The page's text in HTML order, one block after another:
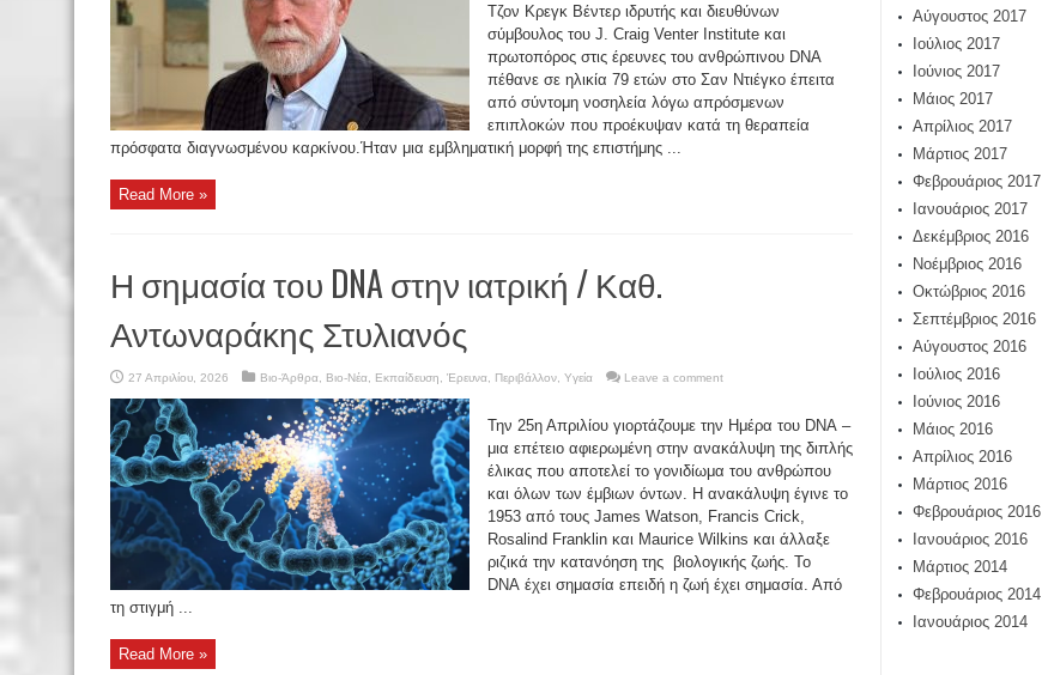
Τζον Κρεγκ Βέντερ ιδρυτής και διευθύνων
σύμβουλος του J. Craig Venter Institute και
πρωτοπόρος στις έρευνες του ανθρώπινου DNA
πέθανε σε ηλικία 79 ετών στο Σαν Ντιέγκο έπειτα
από σύντομη νοσηλεία λόγω απρόσμενων
επιπλοκών που προέκυψαν κατά τη θεραπεία
πρόσφατα διαγνωσμένου καρκίνου.Ήταν μια εμβληματική μορφή της επιστήμης ...
Read More »
Η σημασία του DNA στην ιατρική / Καθ.
Αντωναράκης Στυλιανός
27 Απριλίου, 2026 Βιο-Άρθρα Βιο-Νέα Εκπαίδευση Έρευνα Περιβάλλον Υγεία Leave a comment
Την 25η Απριλίου γιορτάζουμε την Ημέρα του DNA –
μια επέτειο αφιερωμένη στην ανακάλυψη της διπλής
έλικας που αποτελεί το γονιδίωμα του ανθρώπου
και όλων των έμβιων όντων. Η ανακάλυψη έγινε το
1953 από τους James Watson, Francis Crick,
Rosalind Franklin και Maurice Wilkins και άλλαξε
ριζικά την κατανόηση της βιολογικής ζωής. Το
DNA έχει σημασία επειδή η ζωή έχει σημασία. Από
τη στιγμή ...
Read More »
Αύγουστος 2017
Ιούλιος 2017
Ιούνιος 2017
Μάιος 2017
Απρίλιος 2017
Μάρτιος 2017
Φεβρουάριος 2017
Ιανουάριος 2017
Δεκέμβριος 2016
Νοέμβριος 2016
Οκτώβριος 2016
Σεπτέμβριος 2016
Αύγουστος 2016
Ιούλιος 2016
Ιούνιος 2016
Μάιος 2016
Απρίλιος 2016
Μάρτιος 2016
Φεβρουάριος 2016
Ιανουάριος 2016
Μάρτιος 2014
Φεβρουάριος 2014
Ιανουάριος 2014